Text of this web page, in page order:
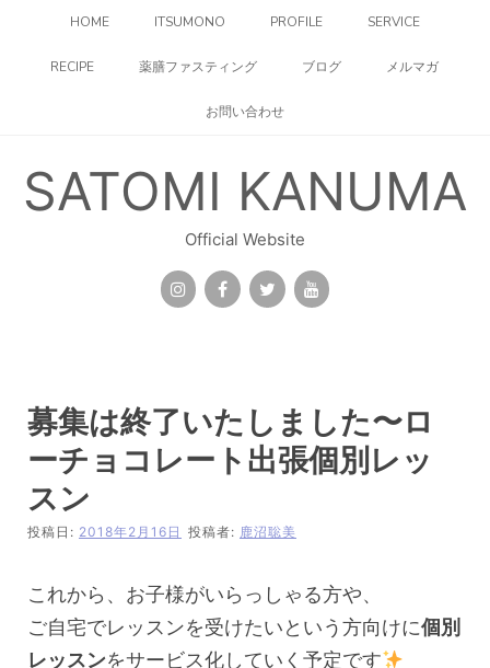
HOME ITSUMONO PROFILE SERVICE
RECIPE 薬膳ファスティング ブログ メルマガ
お問い合わせ
SATOMI KANUMA
Official Website
募集は終了いたしました〜ロ
ーチョコレート出張個別レッ
スン
投稿日: 2018年2月16日 投稿者: 鹿沼聡美
これから、お子様がいらっしゃる方や、
ご自宅でレッスンを受けたいという方向けに個別
レッスンをサービス化していく予定です